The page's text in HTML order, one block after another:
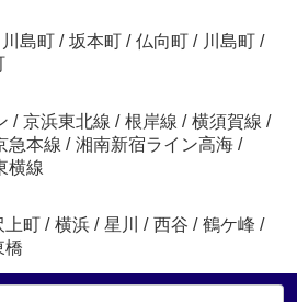
川島町 / 坂本町 / 仏向町 / 川島町 /
/ 京浜東北線 / 根岸線 / 横須賀線 /
急本線 / 湘南新宿ライン高海 /
横線
上町 / 横浜 / 星川 / 西谷 / 鶴ケ峰 /
橋